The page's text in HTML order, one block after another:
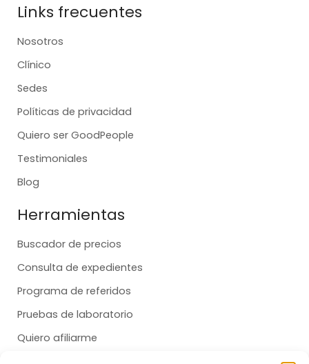
Links frecuentes
Nosotros
Clínico
Sedes
Políticas de privacidad
Quiero ser GoodPeople
Testimoniales
Blog
Herramientas
Buscador de precios
Consulta de expedientes
Programa de referidos
Pruebas de laboratorio
Quiero afiliarme